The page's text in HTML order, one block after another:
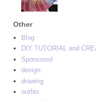
Other
Blog
DIY TUTORIAL and
Sponsored
design
drawing
outfits